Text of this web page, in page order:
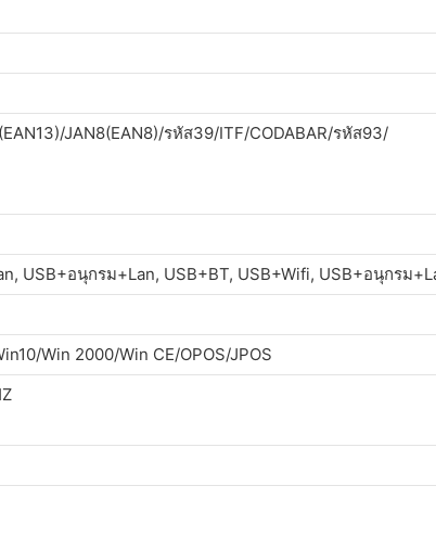
JAN8(EAN8)/รหัส39/ITF/CODABAR/รหัส93/
USB+อนุกรม+Lan, USB+BT, USB+Wifi, USB+อนุกรม
Win 2000/Win CE/OPOS/JPOS